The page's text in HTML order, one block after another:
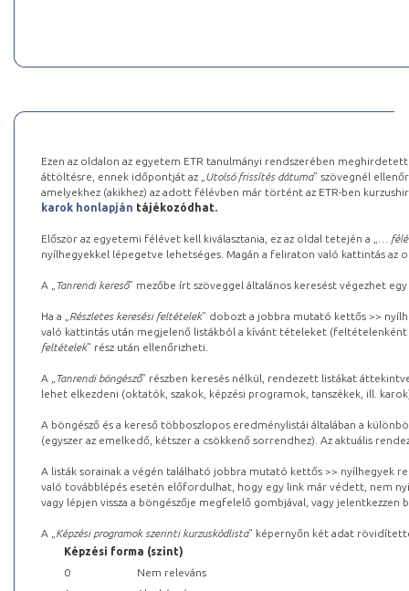
Ezen az oldalon az egyetem ETR tanulmányi rendszerében
áttöltésre, ennek időpontját az „ Utolsó frissítés dátuma” szövegnél
amelyekhez (akikhez) az adott félévben már történt az ETR-ben
karok honlapján tájékozódhat.
Először az egyetemi félévet kell kiválasztania, ez az oldal tetején a „
…
nyílhegyekkel lépegetve lehetséges. Magán a feliraton való kattintás az
A „ Tanrendi kereső” mezőbe írt szöveggel általános keresést végezhet
Ha a „ Részletes keresési feltételek” dobozt a jobbra mutató kettős >>
való kattintás után megjelenő listákból a kívánt tételeket (feltételenként
feltételek” rész után ellenőrizheti.
A „ Tanrendi böngésző” részben keresés nélkül, rendezett listákat
lehet elkezdeni (oktatók, szakok, képzési programok, tanszékek, ill.
A böngésző és a kereső többoszlopos eredménylistái általában a
(egyszer az emelkedő, kétszer a csökkenő sorrendhez). Az aktuális
A listák sorainak a végén található jobbra mutató kettős >> nyílhegyek
való továbblépés esetén előfordulhat, hogy egy link már védett, nem
vagy lépjen vissza a böngészője megfelelő gombjával, vagy
A „ Képzési programok szerinti kurzuskódlista” képernyőn két adat
Képzési forma (szint)
0
Nem releváns